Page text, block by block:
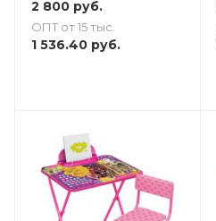
2 800 руб.
ОПТ от 15 тыс.
1 536.40 руб.